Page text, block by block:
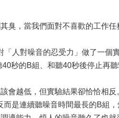
，當我們面對不喜歡的工作任
人對噪音的忍受力」做了一個
秒的B組、和聽40秒後停止再聽
越低，但實驗結果卻恰恰相反
是連續聽噪音時間最長的B組，